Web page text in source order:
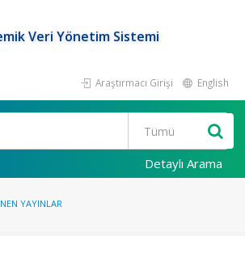
Veri Yönetim Sistemi
Araştırmacı Girişi English
Detaylı Arama
YAYINLAR